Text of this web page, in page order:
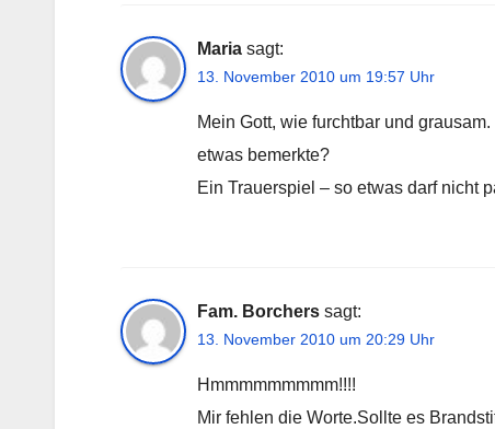
Maria sagt:
13. November 2010 um 19:57 Uhr
Mein Gott, wie furchtbar und
etwas bemerkte?
Ein Trauerspiel – so etwas darf nicht
Fam. Borchers sagt:
13. November 2010 um 20:29 Uhr
Hmmmmmmmmm!!!!
Mir fehlen die Worte.Sollte es